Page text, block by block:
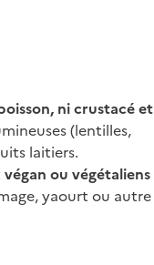
ni crustacé et
(lentilles,
laitiers.
végan ou végétaliens
yaourt ou autre